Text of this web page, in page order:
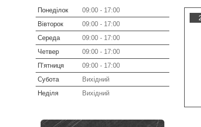
Понеділок 09:00
17:00
Вівторок
09:00
17:00
Середа
09:00
17:00
Четвер
09:00
17:00
Пʼятниця
09:00
17:00
Субота
Вихідний
Неділя
Вихідний